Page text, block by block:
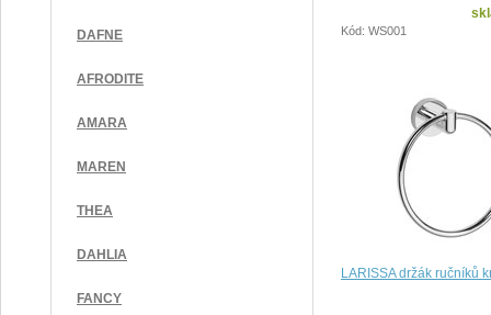
DAFNE
AFRODITE
AMARA
MAREN
THEA
DAHLIA
FANCY
Kód: WS001
LARISSA držák ručníků